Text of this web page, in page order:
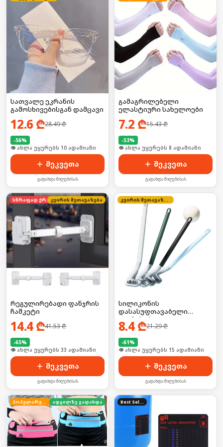
სათვალე ეკრანის
გამოსხივებისგან დამცავი
12.6 ₾28.49₾
-56%
🛒 ბოლო 24სთ-ში იყიდა 12-მა
შეკვეთა
გადახდა მიღებისას
გამაგრილებელი
ელასტიური სახელოები
7.2 ₾15.43₾
-53%
🛒 ბოლო 24სთ-ში იყიდა 15-მა
შეკვეთა
გადახდა მიღებისას
სწრაფად ქრებაკვირის შეთავაზება
რეგულირებადი ფანჯრის
ჩამკეტი
14.4₾41.53₾
-65%
🛒 ბოლო 24სთ-ში იყიდა 44-მა
შეკვეთა
გადახდა მიღებისას
კვირის შეთავაზება
სილიკონის
დასასუფთავაბელი
ჯაგრისი სველი
წერტილებისთვის
8.4₾21.29₾
-61%
🛒 ბოლო 24სთ-ში იყიდა 20-მა
შეკვეთა
გადახდა მიღებისას
პოპულარული ადგილზე გადახდა Best Seller